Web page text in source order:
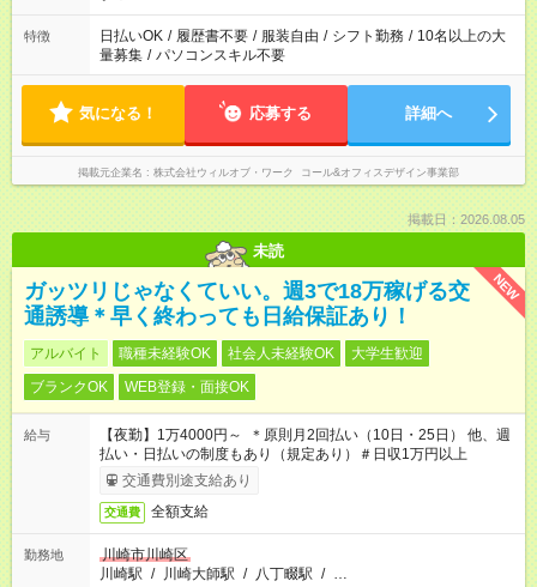
特徴 日払いOK / 履歴書不要 / 服装自由 / シフト勤務 / 10名以上の大
量募集 / パソコンスキル不要
気になる！ 応募する 詳細へ
掲載元企業名 株式会社ウィルオブ・ワーク コール&オフィスデザイン事業部
掲載日：2026.08.05
未読
NEW
ガッツリじゃなくていい。週3で18万稼げる交
通誘導＊早く終わっても日給保証あり！
アルバイト 職種未経験OK 社会人未経験OK
大学生歓迎
ブランクOK
WEB登録・面接OK
給与
【夜勤】1万4000円～ ＊原則月2回払い（10日・25日） 他、週
払い・日払いの制度もあり（規定あり）＃日収1万円以上
交通費別途支給あり
交通費 全額支給
勤務地
川崎市川崎区
川崎駅 / 川崎大師駅 / 八丁畷駅 / …